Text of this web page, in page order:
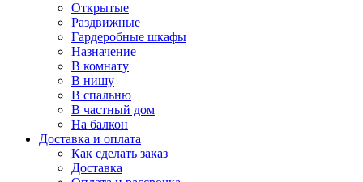
Открытые
Раздвижные
Гардеробные шкафы
Назначение
В комнату
В нишу
В спальню
В частный дом
На балкон
Доставка и оплата
Как сделать заказ
Доставка